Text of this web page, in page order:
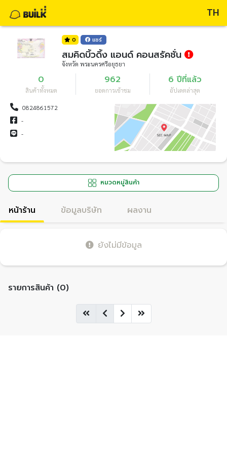
TH
0 แชร์
สมคิดบิ้วดิ้ง แอนด์ คอนสรัคชั่น
จังหวัด พระนครศรีอยุธยา
0
สินค้าทั้งหมด
962
ยอดการเข้าชม
6 ปีที่แล้ว
อัปเดตล่าสุด
0824861572
-
-
หมวดหมู่สินค้า
หน้าร้าน ข้อมูลบริษัท ผลงาน
ยังไม่มีข้อมูล
รายการสินค้า (0)